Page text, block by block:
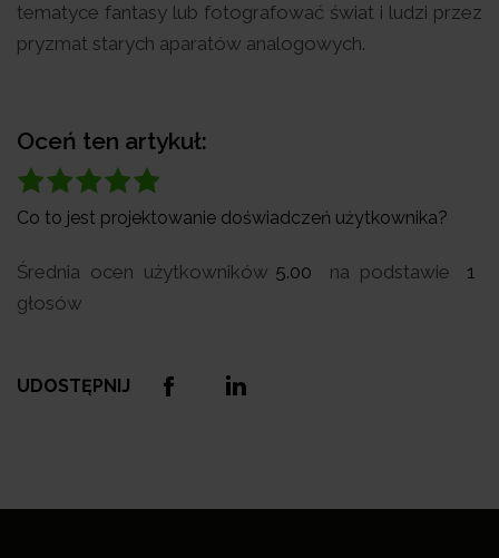
tematyce fantasy lub fotografować świat i ludzi przez
pryzmat starych aparatów analogowych.
Oceń ten artykuł:
Co to jest projektowanie doświadczeń użytkownika?
Średnia ocen użytkowników 5.00 na podstawie
1
głosów
UDOSTĘPNIJ